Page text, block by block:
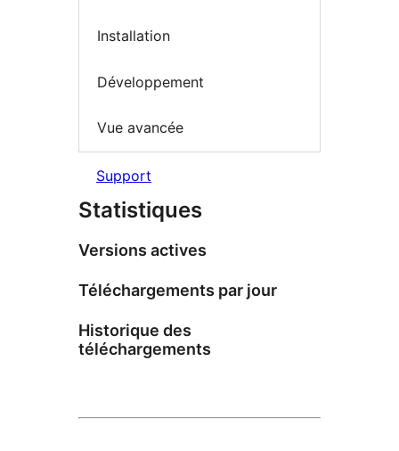
Installation
Développement
Vue avancée
Support
Statistiques
Versions actives
Téléchargements par jour
Historique des
téléchargements